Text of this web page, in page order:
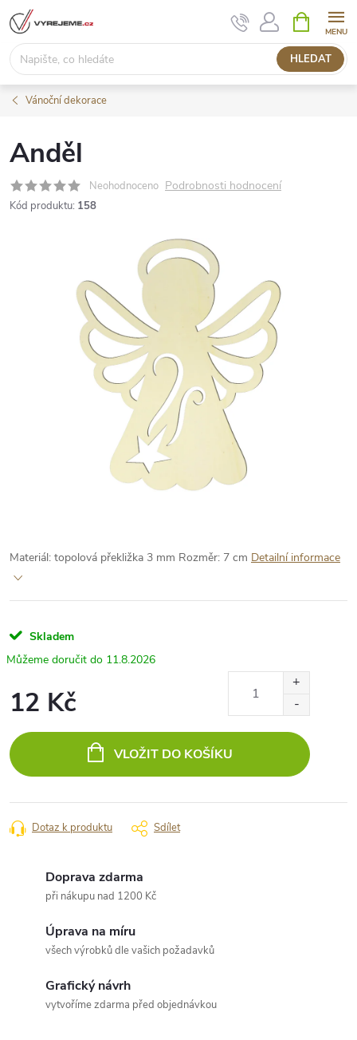
Přejít
na
obsah
HLEDAT
NÁKUPNÍ
KOŠÍK
Vánoční dekorace
Anděl
Neohodnoceno Podrobnosti hodnocení
Kód produktu: 158
Materiál: topolová překližka 3 mm Rozměr: 7 cm Detailní informace
Skladem
11.8.2026
12 Kč
cena:
VLOŽIT DO KOŠÍKU
Dotaz k produktu Sdílet
Doprava zdarma
při nákupu nad 1200 Kč
Úprava na míru
všech výrobků dle vašich požadavků
Grafický návrh
vytvoříme zdarma před objednávkou